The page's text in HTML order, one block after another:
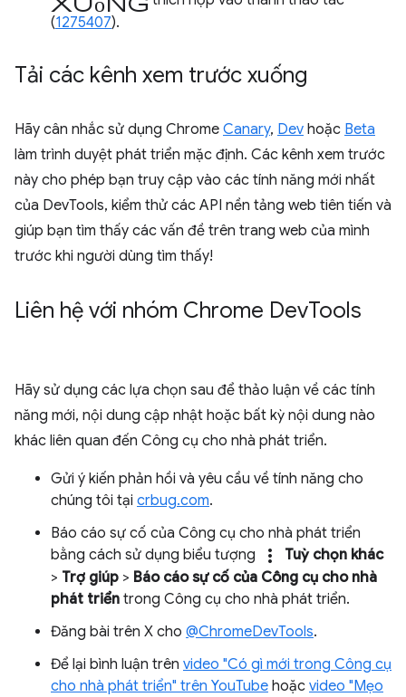
(1275407).
Tải các kênh xem trước xuống
Hãy cân nhắc sử dụng Chrome Canary, Dev hoặc Beta
làm trình duyệt phát triển mặc định. Các kênh xem trước
này cho phép bạn truy cập vào các tính năng mới nhất
của DevTools, kiểm thử các API nền tảng web tiên tiến và
giúp bạn tìm thấy các vấn đề trên trang web của mình
trước khi người dùng tìm thấy!
Liên hệ với nhóm Chrome DevTools
Hãy sử dụng các lựa chọn sau để thảo luận về các tính
năng mới, nội dung cập nhật hoặc bất kỳ nội dung nào
khác liên quan đến Công cụ cho nhà phát triển.
Gửi ý kiến phản hồi và yêu cầu về tính năng cho
chúng tôi tại crbug.com.
Báo cáo sự cố của Công cụ cho nhà phát triển
bằng cách sử dụng biểu tượng
more_vert
Tuỳ chọn khác
> Trợ giúp > Báo cáo sự cố của Công cụ cho nhà
phát triển trong Công cụ cho nhà phát triển.
Đăng bài trên X cho @ChromeDevTools.
Để lại bình luận trên video "Có gì mới trong Công cụ
cho nhà phát triển" trên YouTube hoặc video "Mẹo